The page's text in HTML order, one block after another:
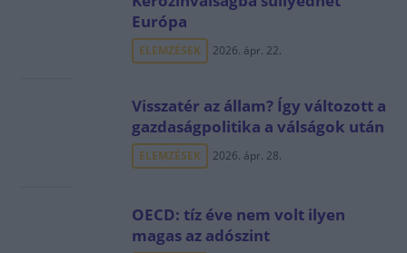
Európa
ELEMZÉSEK 2026. ápr. 22.
Visszatér az állam? Így változott a
gazdaságpolitika a válságok után
ELEMZÉSEK 2026. ápr. 28.
OECD: tíz éve nem volt ilyen
magas az adószint